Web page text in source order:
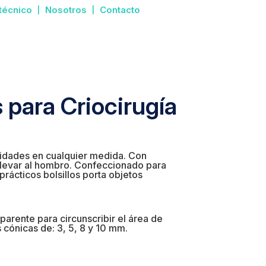
Nosotros Contacto
Criocirugía
en cualquier medida. Con
al hombro. Confeccionado para
bolsillos porta objetos
para circunscribir el área de
de: 3, 5, 8 y 10 mm.